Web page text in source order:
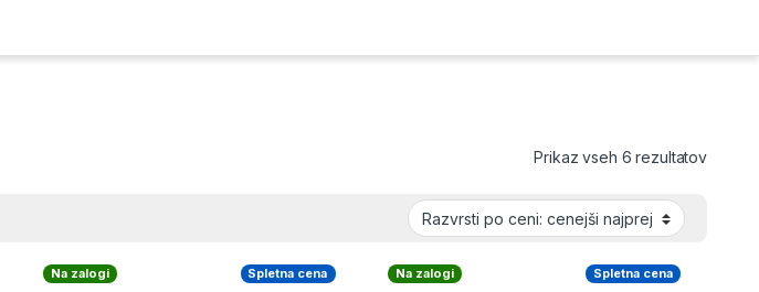
Prikaz vseh 6 rezultatov
Na zalogi Spletna cena Na zalogi Spletna cena